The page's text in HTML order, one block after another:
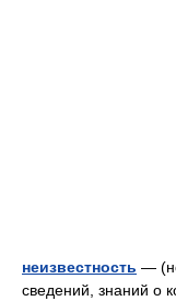
неизвестность —
сведений, знаний о